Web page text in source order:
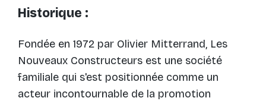
Historique :
Fondée en 1972 par Olivier Mitterrand, Les
Nouveaux Constructeurs est une société
familiale qui s'est positionnée comme un
acteur incontournable de la promotion